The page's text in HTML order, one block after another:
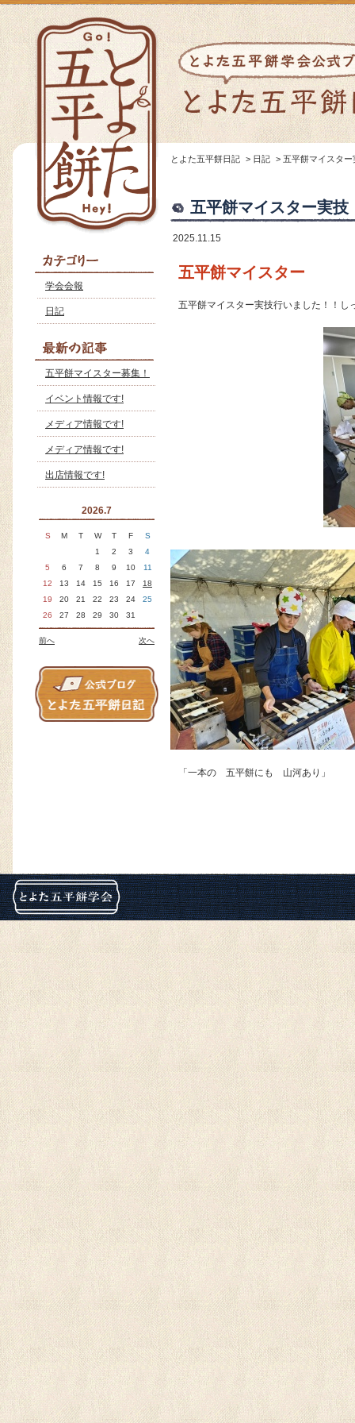
学会会報
日記
五平餅マイスター募集！
イベント情報です!
メディア情報です!
メディア情報です!
出店情報です!
2026.7
S M T W T F
S
1
2 3
4
5
6 7 8 9 10
11
12
13 14 15 16 17
18
19
20 21 22 23 24
25
26
27 28 29 30 31
次へ
前へ
とよた五平餅日記 > 日記 > 五平餅マイスター
五平餅マイスター実技
2025.11.15
五平餅マイスター
五平餅マイスター実技行いました！！し
「一本の 五平餅にも 山河あり」